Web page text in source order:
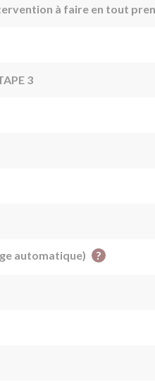
à faire en tout
3
automatique) ?